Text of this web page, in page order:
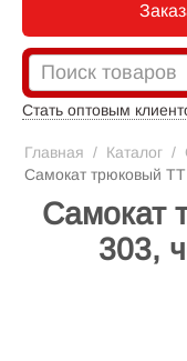
Стать оптовым
Главная / Каталог /
Самокат трюковый
Самокат
303,